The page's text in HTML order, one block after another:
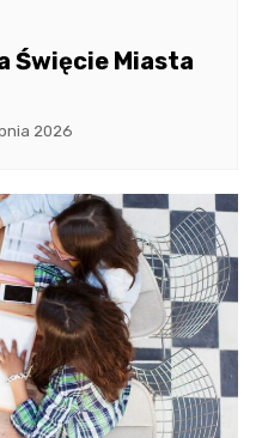
Święcie Miasta
2026